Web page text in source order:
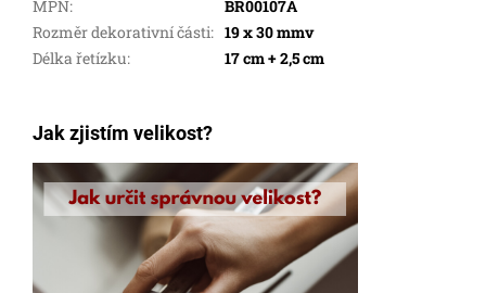
MPN:
BR00107A
Rozměr dekorativní části: 19 x 30 mmv
Délka řetízku: 17 cm + 2,5 cm
Jak zjistím velikost?